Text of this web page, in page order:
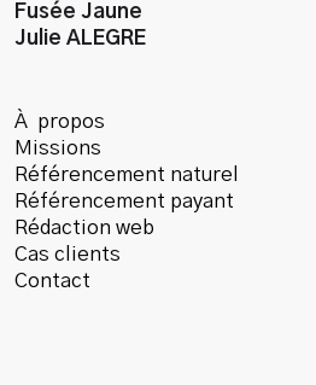
Fusée Jaune
Julie ALEGRE
À propos
Missions
Référencement naturel
Référencement payant
Rédaction web
Cas clients
Contact